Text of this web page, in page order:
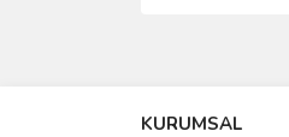
Ürün resmi
KURUMSAL